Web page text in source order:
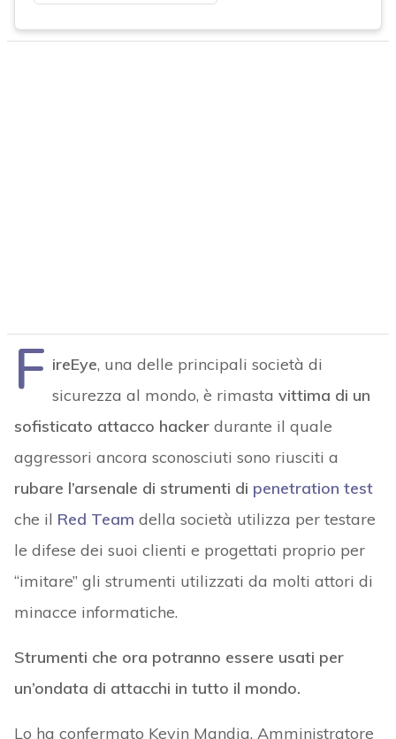
F ireEye, una delle principali società di
sicurezza al mondo, è rimasta vittima di un
sofisticato attacco hackerdurante il quale
aggressori ancora sconosciuti sono riusciti a
rubare l’arsenale di strumenti di penetration test
che il Red Team della società utilizza per testare
le difese dei suoi clienti e progettati proprio per
“imitare” gli strumenti utilizzati da molti attori di
minacce informatiche.
Strumenti che ora potranno essere usati per
un’ondata di attacchi in tutto il mondo.
Lo ha confermato Kevin Mandia, Amministratore